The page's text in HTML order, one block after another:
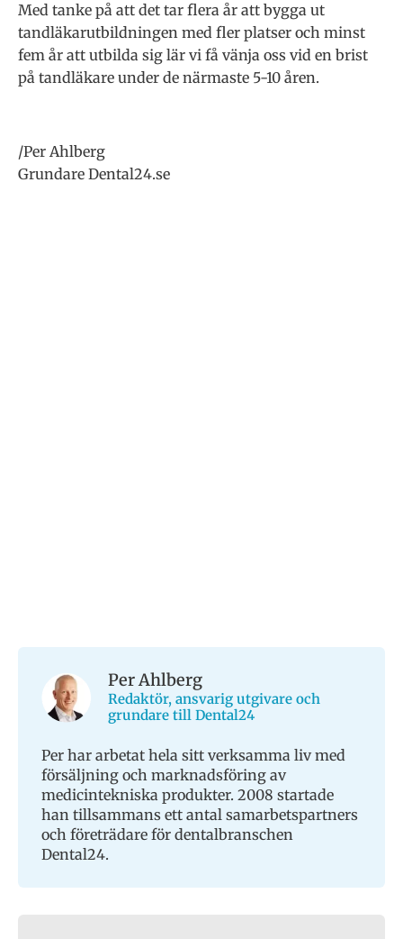
Med tanke på att det tar flera år att bygga ut
tandläkarutbildningen med fler platser och minst
fem år att utbilda sig lär vi få vänja oss vid en brist
på tandläkare under de närmaste 5-10 åren.
/Per Ahlberg
Grundare Dental24.se
Per Ahlberg
Redaktör, ansvarig utgivare och
grundare till Dental24
Per har arbetat hela sitt verksamma liv med
försäljning och marknadsföring av
medicintekniska produkter. 2008 startade
han tillsammans ett antal samarbetspartners
och företrädare för dentalbranschen
Dental24.